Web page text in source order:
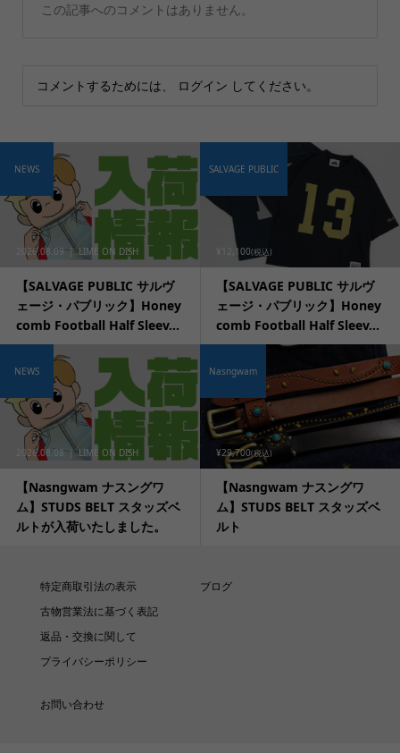
この記事へのコメントはありません。
コメントするためには、 ログイン してください。
2026.08.09 LIME ON DISH
【SALVAGE PUBLIC サルヴ
ェージ・パブリック】Honey
comb Football Half Sleev...
NEWS
¥12,100(税込)
【SALVAGE PUBLIC サルヴ
ェージ・パブリック】Honey
comb Football Half Sleev...
SALVAGE PUBLIC
2026.08.08 LIME ON DISH
【Nasngwam ナスングワ
ム】STUDS BELT スタッズベ
ルトが入荷いたしました。
NEWS
¥29,700(税込)
【Nasngwam ナスングワ
ム】STUDS BELT スタッズベ
ルト
Nasngwam
特定商取引法の表示
古物営業法に基づく表記
返品・交換に関して
プライバシーポリシー
ブログ
お問い合わせ